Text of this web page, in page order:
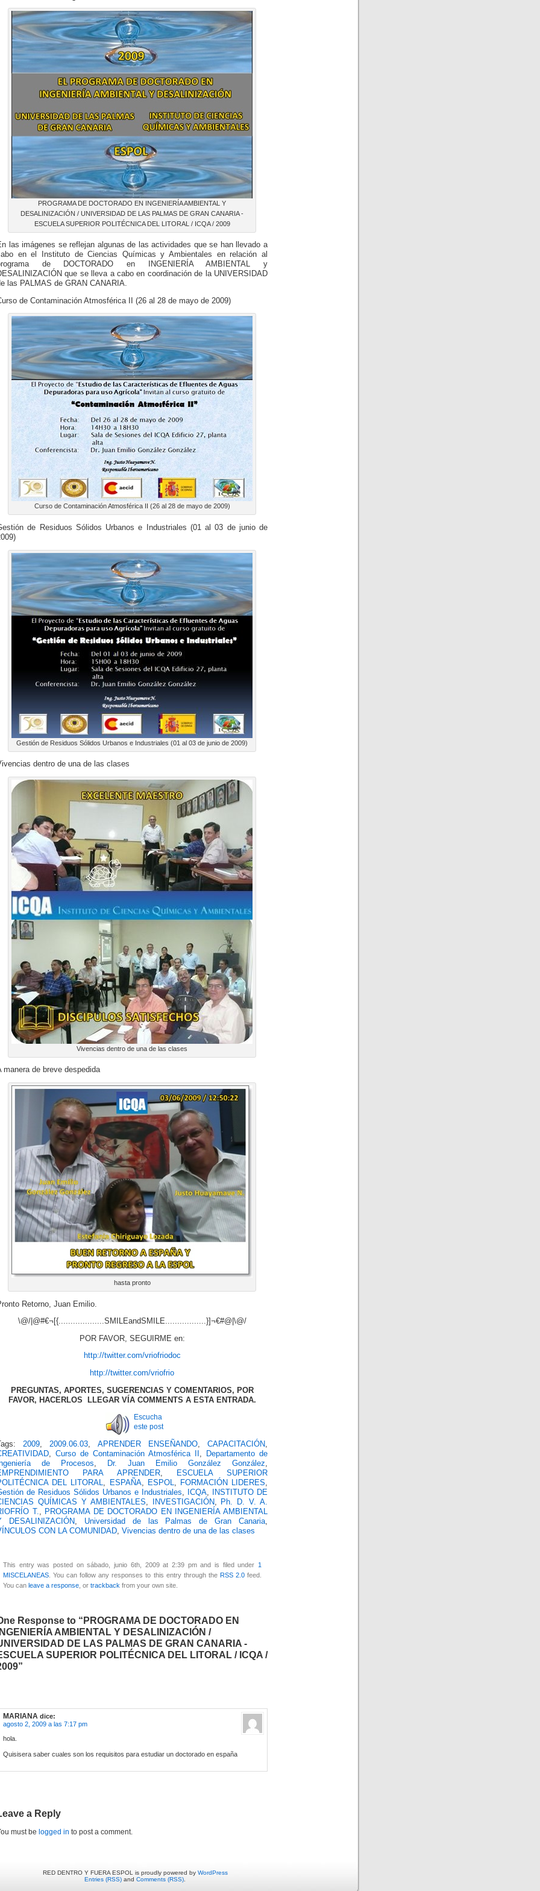
PROGRAMA DE DOCTORADO EN INGENIERÍA AMBIENTAL Y
DESALINIZACIÓN / UNIVERSIDAD DE LAS PALMAS DE GRAN CANARIA -
ESCUELA SUPERIOR POLITÉCNICA DEL LITORAL / ICQA / 2009
las imágenes se reflejan algunas de las actividades que se han llevado a
en el Instituto de Ciencias Químicas y Ambientales en relación al
de DOCTORADO en INGENIERÍA AMBIENTAL y
que se lleva a cabo en coordinación de la UNIVERSIDAD
las PALMAS de GRAN CANARIA.
de Contaminación Atmosférica II (26 al 28 de mayo de 2009)
Curso de Contaminación Atmosférica II (26 al 28 de mayo de 2009)
de Residuos Sólidos Urbanos e Industriales (01 al 03 de junio de
Gestión de Residuos Sólidos Urbanos e Industriales (01 al 03 de junio de 2009)
dentro de una de las clases
Vivencias dentro de una de las clases
manera de breve despedida
hasta pronto
Retorno, Juan Emilio.
\@/|@#€¬[{...................SMILEandSMILE.................}]¬€#@|\@/
POR FAVOR, SEGUIRME en:
http://twitter.com/vriofriodoc
http://twitter.com/vriofrio
PREGUNTAS, APORTES, SUGERENCIAS Y COMENTARIOS, POR
FAVOR, HACERLOS LLEGAR VÍA COMMENTS A ESTA ENTRADA.
Escucha
este post
2009 2009.06.03 APRENDER ENSEÑANDO,CAPACITACIÓN
Curso de Contaminación Atmosférica II
Departamento de
de Procesos
Dr. Juan Emilio González González
PARA APRENDER,
ESCUELA SUPERIOR
DEL LITORAL
ESPAÑA, ESPOL FORMACIÓN LIDERES
de Residuos Sólidos Urbanos e Industriales
ICQA
INSTITUTO DE
QUÍMICAS Y AMBIENTALES
INVESTIGACIÓN
Ph. D. V. A.
T.
PROGRAMA DE DOCTORADO EN INGENIERÍA AMBIENTAL
DESALINIZACIÓN
Universidad de las Palmas de Gran Canaria
CON LA COMUNIDAD Vivencias dentro de una de las clases
This entry was posted on sábado, junio 6th, 2009 at 2:39 pm and is filed under 1
MISCELANEAS . You can follow any responses to this entry through the RSS 2.0feed.
You can leave a response , or trackback from your own site.
Response to “PROGRAMA DE DOCTORADO EN
AMBIENTAL Y DESALINIZACIÓN /
DE LAS PALMAS DE GRAN CANARIA -
SUPERIOR POLITÉCNICA DEL LITORAL / ICQA /
MARIANA dice:
agosto 2, 2009 a las 7:17 pm
hola.
Quisisera saber cuales son los requisitos para estudiar un doctorado en españa
a Reply
must be logged in to post a comment.
RED DENTRO Y FUERA ESPOL is proudly powered by WordPress
Entries (RSS) and Comments (RSS)